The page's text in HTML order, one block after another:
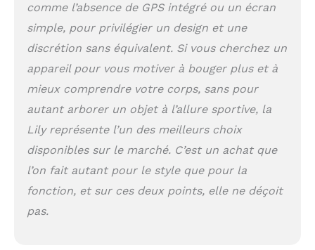
encore Suivi du
yoga, du pilates, du
cardio, de la
consciente et plus
encore avec des
sportives ; se
connecte au GPS de
votre smartphone
suivre avec précision
les promenades en
comme l’absence de GPS intégré ou un écran
simple, pour privilégier un design et une
discrétion sans équivalent. Si vous cherchez un
appareil pour vous motiver à bouger plus et à
mieux comprendre votre corps, sans pour
autant arborer un objet à l’allure sportive, la
Lily représente l’un des meilleurs choix
disponibles sur le marché. C’est un achat que
l’on fait autant pour le style que pour la
fonction, et sur ces deux points, elle ne déçoit
pas.